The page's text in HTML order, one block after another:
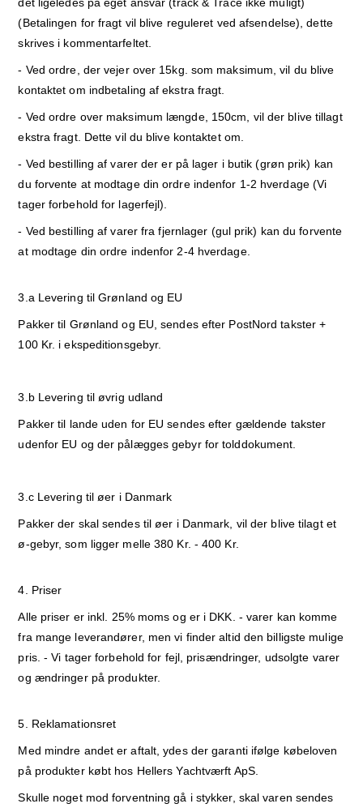
(Betalingen for fragt vil blive reguleret ved afsendelse), dette
skrives i kommentarfeltet.
- Ved ordre, der vejer over 15kg. som maksimum, vil du blive
kontaktet om indbetaling af ekstra fragt.
- Ved ordre over maksimum længde, 150cm, vil der blive tillagt
ekstra fragt. Dette vil du blive kontaktet om.
- Ved bestilling af varer der er på lager i butik (grøn prik) kan
du forvente at modtage din ordre indenfor 1-2 hverdage (Vi
tager forbehold for lagerfejl).
- Ved bestilling af varer fra fjernlager (gul prik) kan du forvente
at modtage din ordre indenfor 2-4 hverdage.
3.a Levering til Grønland og EU
Pakker til Grønland og EU, sendes efter PostNord takster +
100 Kr. i ekspeditionsgebyr.
3.b Levering til øvrig udland
Pakker til lande uden for EU sendes efter gældende takster
udenfor EU og der pålægges gebyr for tolddokument.
3.c Levering til øer i Danmark
Pakker der skal sendes til øer i Danmark, vil der blive tilagt et
ø-gebyr, som ligger melle 380 Kr. - 400 Kr.
4. Priser
Alle priser er inkl. 25% moms og er i DKK. - varer kan komme
fra mange leverandører, men vi finder altid den billigste mulige
pris. - Vi tager forbehold for fejl, prisændringer, udsolgte varer
og ændringer på produkter.
5. Reklamationsret
Med mindre andet er aftalt, ydes der garanti ifølge købeloven
på produkter købt hos Hellers Yachtværft ApS.
Skulle noget mod forventning gå i stykker, skal varen sendes